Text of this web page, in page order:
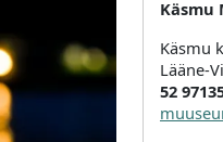
Käsmu
Käsmu
Lääne-
52